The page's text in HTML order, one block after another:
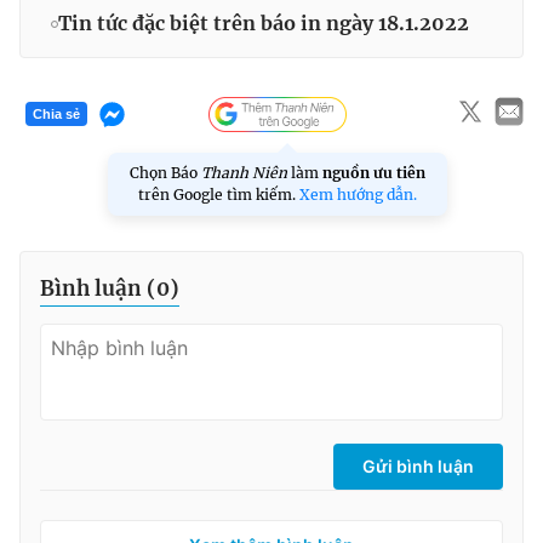
Tin tức đặc biệt trên báo in ngày 18.1.2022
Chia sẻ
Chọn Báo Thanh Niên làm nguồn ưu tiên
trên Google tìm kiếm. Xem hướng dẫn.
Bình luận (0)
Gửi bình luận